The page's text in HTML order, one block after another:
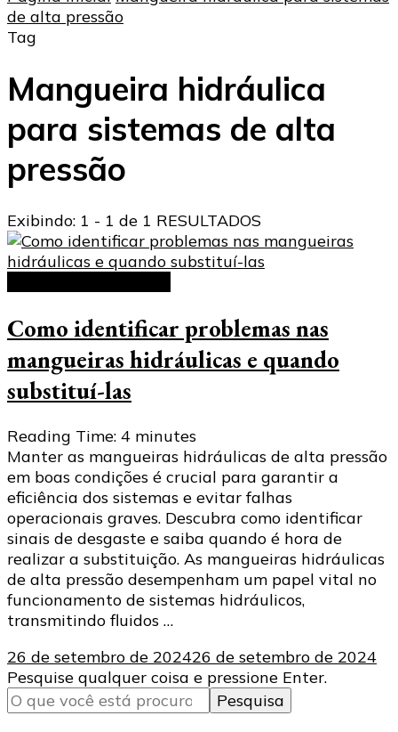
de alta pressão
Tag
Mangueira hidráulica
para sistemas de alta
pressão
Exibindo: 1 - 1 de 1 RESULTADOS
Como identificar problemas nas
mangueiras hidráulicas e quando
substituí-las
Reading Time: 4 minutes
Manter as mangueiras hidráulicas de alta pressão
em boas condições é crucial para garantir a
eficiência dos sistemas e evitar falhas
operacionais graves. Descubra como identificar
sinais de desgaste e saiba quando é hora de
realizar a substituição. As mangueiras hidráulicas
de alta pressão desempenham um papel vital no
funcionamento de sistemas hidráulicos,
transmitindo fluidos …
26 de setembro de 202426 de setembro de 2024
Procurando
algo?
Pesquise qualquer coisa e pressione Enter.